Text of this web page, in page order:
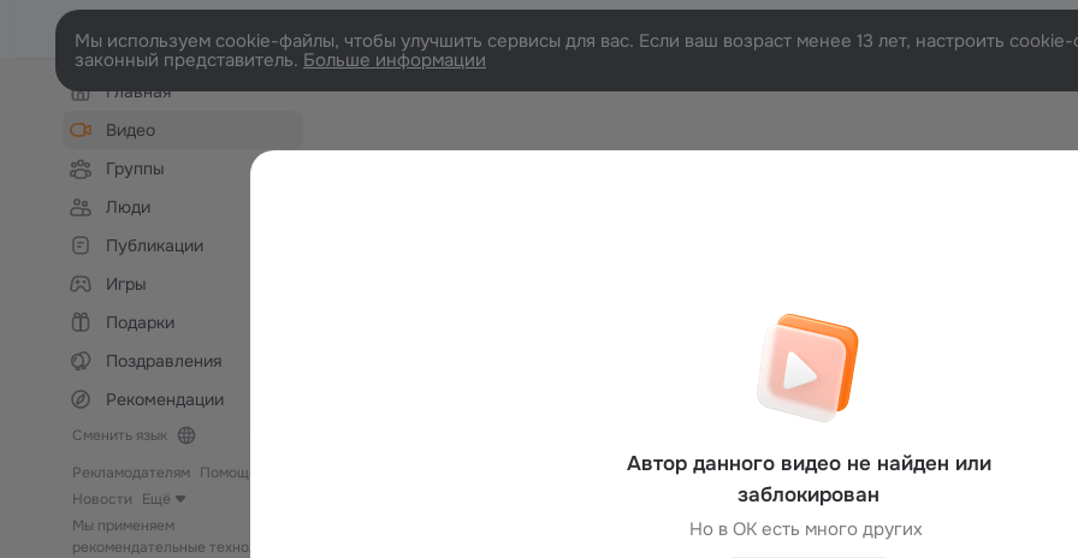
Автор данного видео не найден или
заблокирован
Но в ОК есть много других
Мы используем cookie-файлы, чтобы улучшить сервисы для вас. Если ваш возраст менее 13 лет, настроить
законный представитель. Больше информации
Левая
колонкаГлавная
Видео
Группы
Люди
Публикации
Игры
Подарки
Поздравления
Рекомендации
Сменить язык
Рекламодателям Помощь
Новости
Ещё
Мы применяем
рекомендательные технологии